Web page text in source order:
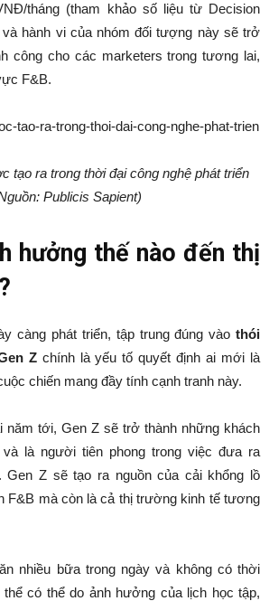
tháng (tham khảo số liệu từ Decision
hành vi của nhóm đối tượng này sẽ trở
công cho các marketers trong tương lai,
F&B.
tạo ra trong thời đại công nghệ phát triển
Publicis Sapient)
hưởng thế nào đến thị
càng phát triển, tập trung đúng vào thói
Zchính là yếu tố quyết định ai mới là
chiến mang đầy tính cạnh tranh này.
năm tới, Gen Z sẽ trở thành những khách
và là người tiên phong trong việc đưa ra
Gen Z sẽ tạo ra nguồn của cải khổng lồ
F&B mà còn là cả thị trường kinh tế tương
nhiều bữa trong ngày và không có thời
có thể do ảnh hưởng của lịch học tập,